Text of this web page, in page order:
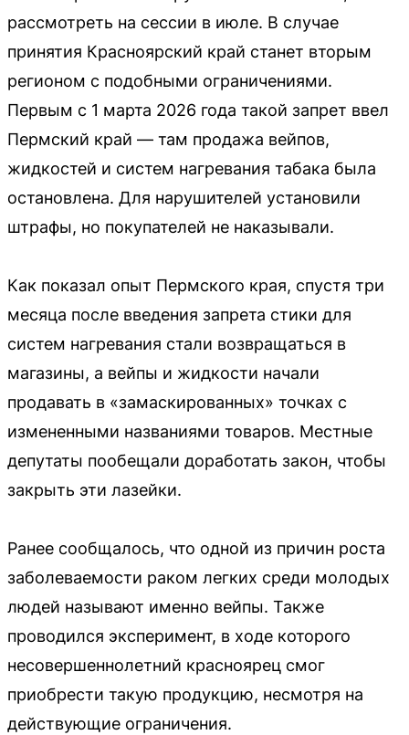
рассмотреть на сессии в июле. В случае
принятия Красноярский край станет вторым
регионом с подобными ограничениями.
Первым с 1 марта 2026 года такой запрет ввел
Пермский край — там продажа вейпов,
жидкостей и систем нагревания табака была
остановлена. Для нарушителей установили
штрафы, но покупателей не наказывали.
Как показал опыт Пермского края, спустя три
месяца после введения запрета стики для
систем нагревания стали возвращаться в
магазины, а вейпы и жидкости начали
продавать в «замаскированных» точках с
измененными названиями товаров. Местные
депутаты пообещали доработать закон, чтобы
закрыть эти лазейки.
Ранее сообщалось, что одной из причин роста
заболеваемости раком легких среди молодых
людей называют именно вейпы. Также
проводился эксперимент, в ходе которого
несовершеннолетний красноярец смог
приобрести такую продукцию, несмотря на
действующие ограничения.